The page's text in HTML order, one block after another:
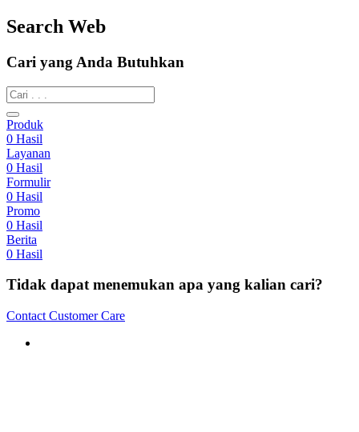
Search Web
Cari yang Anda Butuhkan
Produk
0 Hasil
Layanan
0 Hasil
Formulir
0 Hasil
Promo
0 Hasil
Berita
0 Hasil
Tidak dapat menemukan apa yang kalian cari?
Contact Customer Care